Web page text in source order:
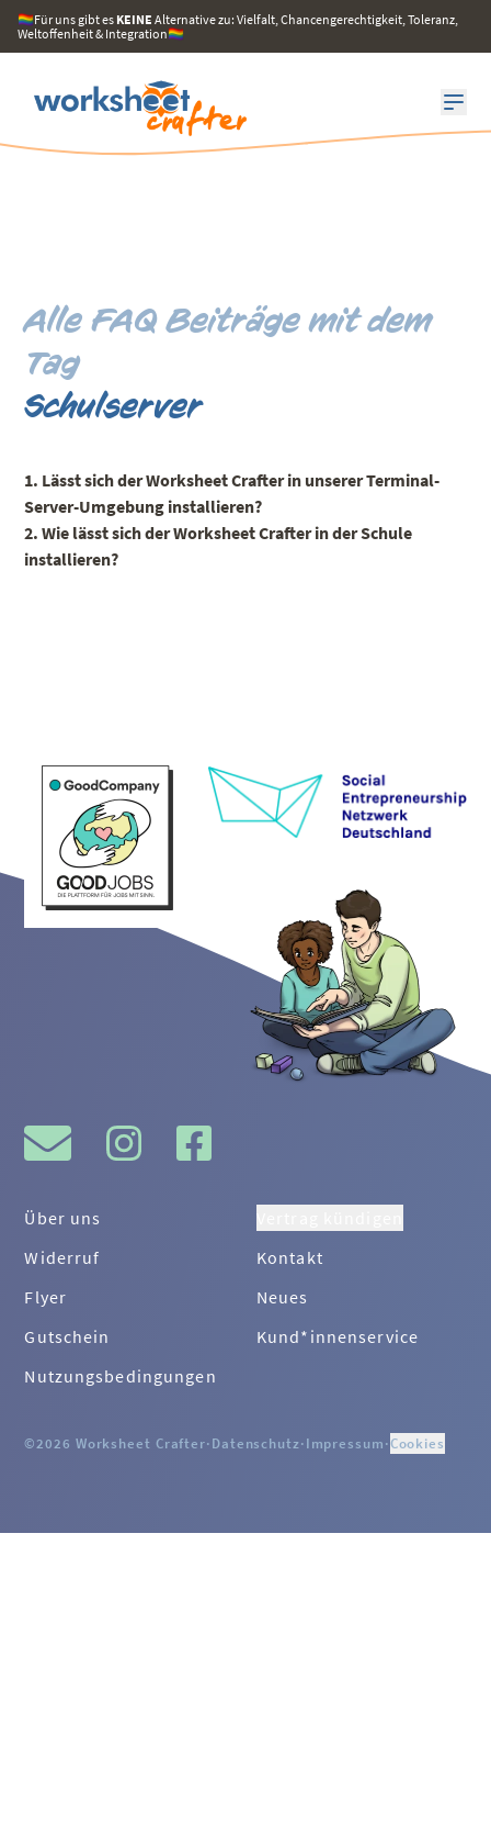
🏳️‍🌈Für uns gibt es KEINE Alternative zu: Vielfalt, Chancengerechtigkeit, Toleranz,
Weltoffenheit & Integration🏳️‍🌈
Alle FAQ Beiträge mit dem
Tag
Schulserver
1. Lässt sich der Worksheet Crafter in unserer Terminal-
Server-Umgebung installieren?
2. Wie lässt sich der Worksheet Crafter in der Schule
installieren?
Über uns
Widerruf
Kontakt
Flyer
Neues
Gutschein
Kund*innenservice
Nutzungsbedingungen
©2026 Worksheet Crafter·Datenschutz·Impressum·Cookies